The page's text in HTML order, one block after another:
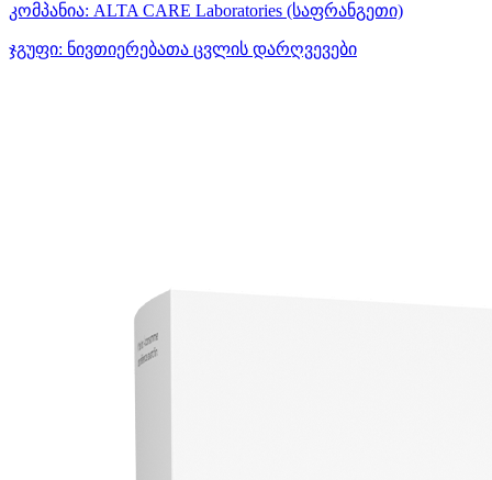
კომპანია: ALTA CARE Laboratories (საფრანგეთი)
ჯგუფი: ნივთიერებათა ცვლის დარღვევები